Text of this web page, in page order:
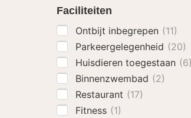
Faciliteiten
Ontbijt inbegrepen (11)
Parkeergelegenheid (20)
Huisdieren toegestaan (6)
Binnenzwembad (2)
Restaurant (17)
Fitness (1)